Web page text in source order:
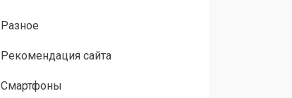
Разное
Рекомендация сайта
Смартфоны